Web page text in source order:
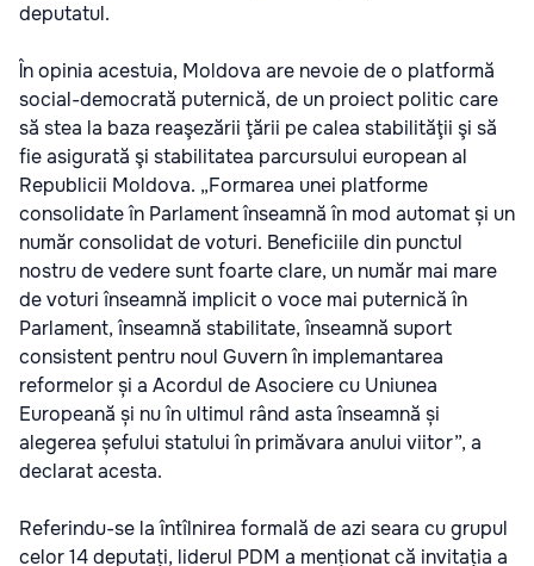
deputatul.
În opinia acestuia, Moldova are nevoie de o platformă
social-democrată puternică, de un proiect politic care
să stea la baza reaşezării ţării pe calea stabilităţii şi să
fie asigurată şi stabilitatea parcursului european al
Republicii Moldova. „Formarea unei platforme
consolidate în Parlament înseamnă în mod automat și un
număr consolidat de voturi. Beneficiile din punctul
nostru de vedere sunt foarte clare, un număr mai mare
de voturi înseamnă implicit o voce mai puternică în
Parlament, înseamnă stabilitate, înseamnă suport
consistent pentru noul Guvern în implemantarea
reformelor și a Acordul de Asociere cu Uniunea
Europeană și nu în ultimul rând asta înseamnă și
alegerea șefului statului în primăvara anului viitor”, a
declarat acesta.
Referindu-se la întîlnirea formală de azi seara cu grupul
celor 14 deputați, liderul PDM a menționat că invitația a